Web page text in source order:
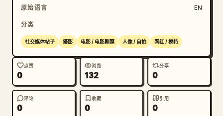
超写实长焦抓拍，自然的 50mm 镜头视角，专业体育赛事
场灯光，电影级纪录片真实感，可信的高动态范围，高端商
业品质，真实的社交媒体体育场照片。
氛围：
自豪、充满活力、富有冒险精神且自信的葡萄牙球迷；沉浸
式的比赛日体验和地道的足球文化。
负面提示词：
原始语言 EN
分类
社交媒体帖子 摄影 电影 / 电影剧照 人像 / 自拍 网红 / 模特
点赞
0
浏览
132
分享
0
评论
0
收藏
0
引用
0